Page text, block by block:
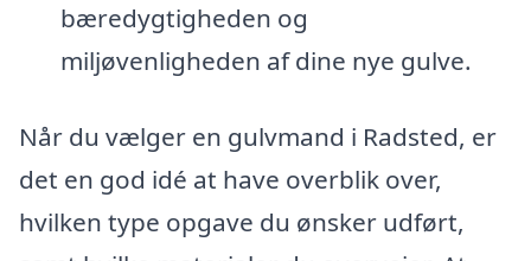
bæredygtigheden og
miljøvenligheden af dine nye gulve.
Når du vælger en gulvmand i Radsted, er
det en god idé at have overblik over,
hvilken type opgave du ønsker udført,